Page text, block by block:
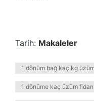
Tarih: Makaleler
1 dönüm bağ kaç kg
1 dönüme kaç üzüm